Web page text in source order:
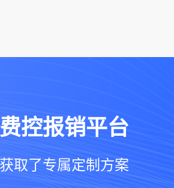
控报销平台
取了专属定制方案